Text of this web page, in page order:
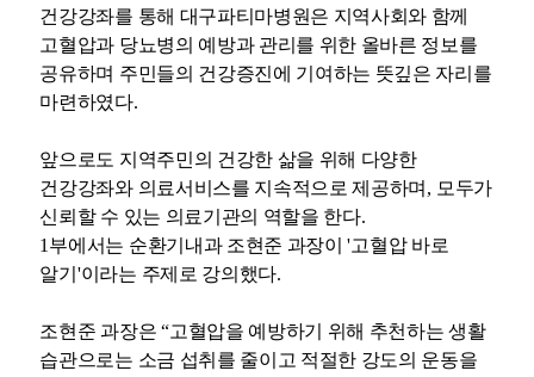
건강강좌를 통해 대구파티마병원은 지역사회와 함께
고혈압과 당뇨병의 예방과 관리를 위한 올바른 정보를
공유하며 주민들의 건강증진에 기여하는 뜻깊은 자리를
마련하였다.
앞으로도 지역주민의 건강한 삶을 위해 다양한
건강강좌와 의료서비스를 지속적으로 제공하며 , 모두가
신뢰할 수 있는 의료기관의 역할을 한다.
1 부에서는 순환기내과 조현준 과장이'고혈압 바로
알기 '이라는 주제로 강의했다.
조현준 과장은 “고혈압을 예방하기 위해 추천하는 생활
습관으로는 소금 섭취를 줄이고 적절한 강도의 운동을